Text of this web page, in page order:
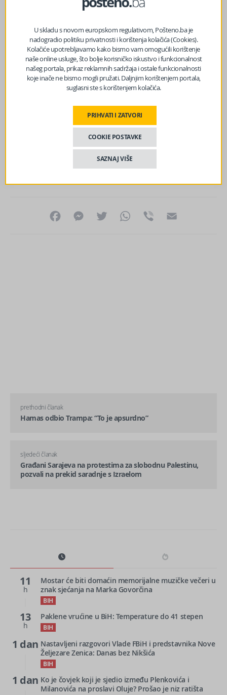
Podsjetimo, danas u 12 sati održano je okupljanje kod
Knežak izvora, kojeg je Bešlić opjevao u svojoj pjesmi
haber.ba
Lajkajte nas na Facebooku?
FacebookMessenger
Twitter WhatsApp
Viber
prethodni članak
Hamas odbio Trampa: “To je apsurdno”
sljedeći članak
Građani Sarajeva na protestima za slobodnu Palestinu,
pozvali na prekid saradnje s Izraelom
11
h
Mostar će biti domaćin memorijalne muzičke večeri u
znak sjećanja na Marka Govorčina
BIH
13
h
Paklene vrućine u BiH: Temperature do 41 stepen
BIH
1 dan Nastavljeni razgovori Vlade FBiH i predstavnika Nove
Željezare Zenica: Danas bez Nikšića
BIH
1 dan Ko je čovjek koji je sjedio između Plenkovića i
Milanovića na proslavi Oluje? Prošao je niz ratišta
U skladu s novom europskom regulativom, Pošteno.ba je
nadogradio politiku privatnosti i korištenja kolačića (Cookies).
Kolačiće upotrebljavamo kako bismo vam omogućili korištenje
naše online usluge, što bolje korisničko iskustvo i funkcionalnost
našeg portala, prikaz reklamnih sadržaja i ostale funkcionalnosti
koje inače ne bismo mogli pružati. Daljnjim korištenjem portala,
suglasni ste s korištenjem kolačića.
PRIHVATI I ZATVORI
COOKIE POSTAVKE
SAZNAJ VIŠE